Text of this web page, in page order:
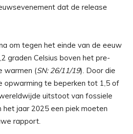
dat de release
om tegen het einde van de eeuw
graden Celsius boven het pre-
warmen (SN: 26/11/19). Door die
opwarming te beperken tot 1,5 of
uitstoot van fossiele
jaar 2025 een piek moeten
rapport.